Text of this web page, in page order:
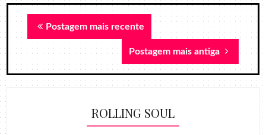
Postagem mais recente
Postagem mais antiga
ROLLING SOUL